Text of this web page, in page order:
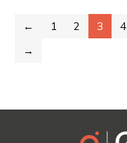
← 1 2 3 4
→